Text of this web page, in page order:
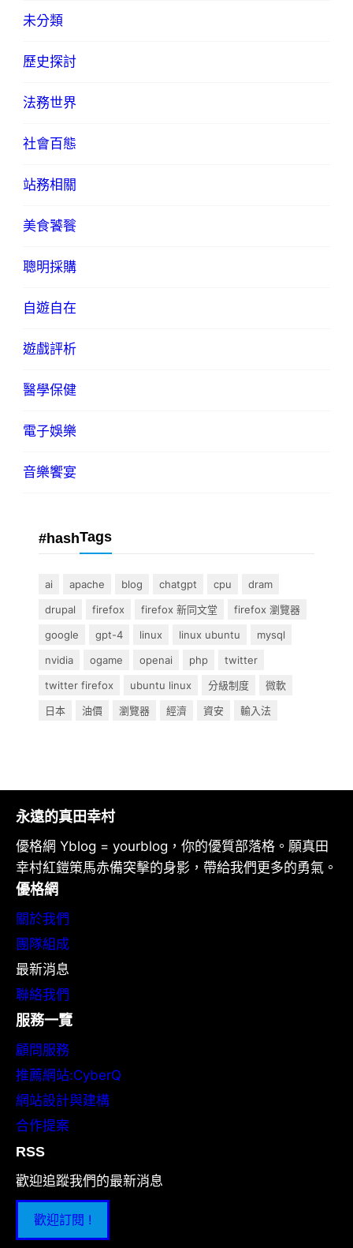
未分類
歷史探討
法務世界
社會百態
站務相關
美食饕餮
聰明採購
自遊自在
遊戲評析
醫學保健
電子娛樂
音樂饗宴
#hashTags
ai apache blog chatgpt cpu
dram
drupal
firefox firefox 新同文堂
firefox 瀏覽器
google
gpt-4 linux linux ubuntu
mysql
nvidia
ogame openai php
twitter
twitter firefox
ubuntu linux 分級制度
微軟
日本
油價 瀏覽器 經濟 資安 輸入法
永遠的真田幸村
優格網 Yblog = yourblog，你的優質部落格。願真田
幸村紅鎧策馬赤備突擊的身影，帶給我們更多的勇氣。
優格網
關於我們
團隊組成
最新消息
聯絡我們
服務一覽
顧問服務
推薦網站:CyberQ
網站設計與建構
合作提案
RSS
歡迎追蹤我們的最新消息
歡迎訂閱 !